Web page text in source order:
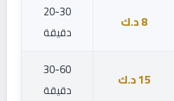
8 د.ك
20-30
دقيقة
15 د.ك
30-60
دقيقة